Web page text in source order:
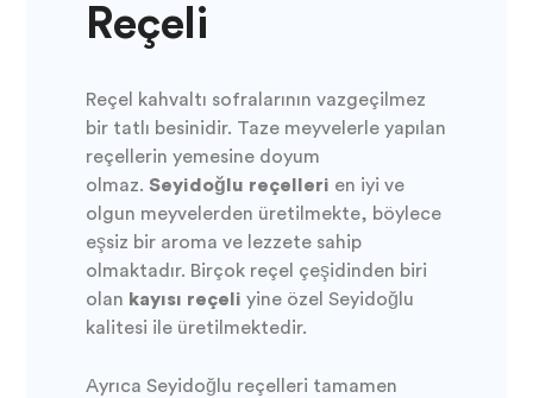
Reçeli
Reçel kahvaltı sofralarının vazgeçilmez
bir tatlı besinidir. Taze meyvelerle yapılan
reçellerin yemesine doyum
olmaz. Seyidoğlu reçelleri en iyi ve
olgun meyvelerden üretilmekte, böylece
eşsiz bir aroma ve lezzete sahip
olmaktadır. Birçok reçel çeşidinden biri
olan kayısı reçeli yine özel Seyidoğlu
kalitesi ile üretilmektedir.
Ayrıca Seyidoğlu reçelleri tamamen